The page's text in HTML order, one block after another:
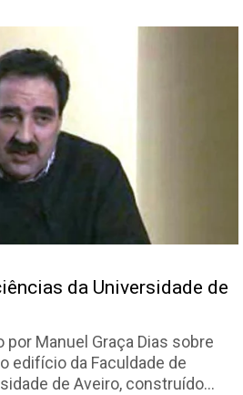
da Universidade de
Manuel Graça Dias sobre
edifício da Faculdade de
de Aveiro, construído…